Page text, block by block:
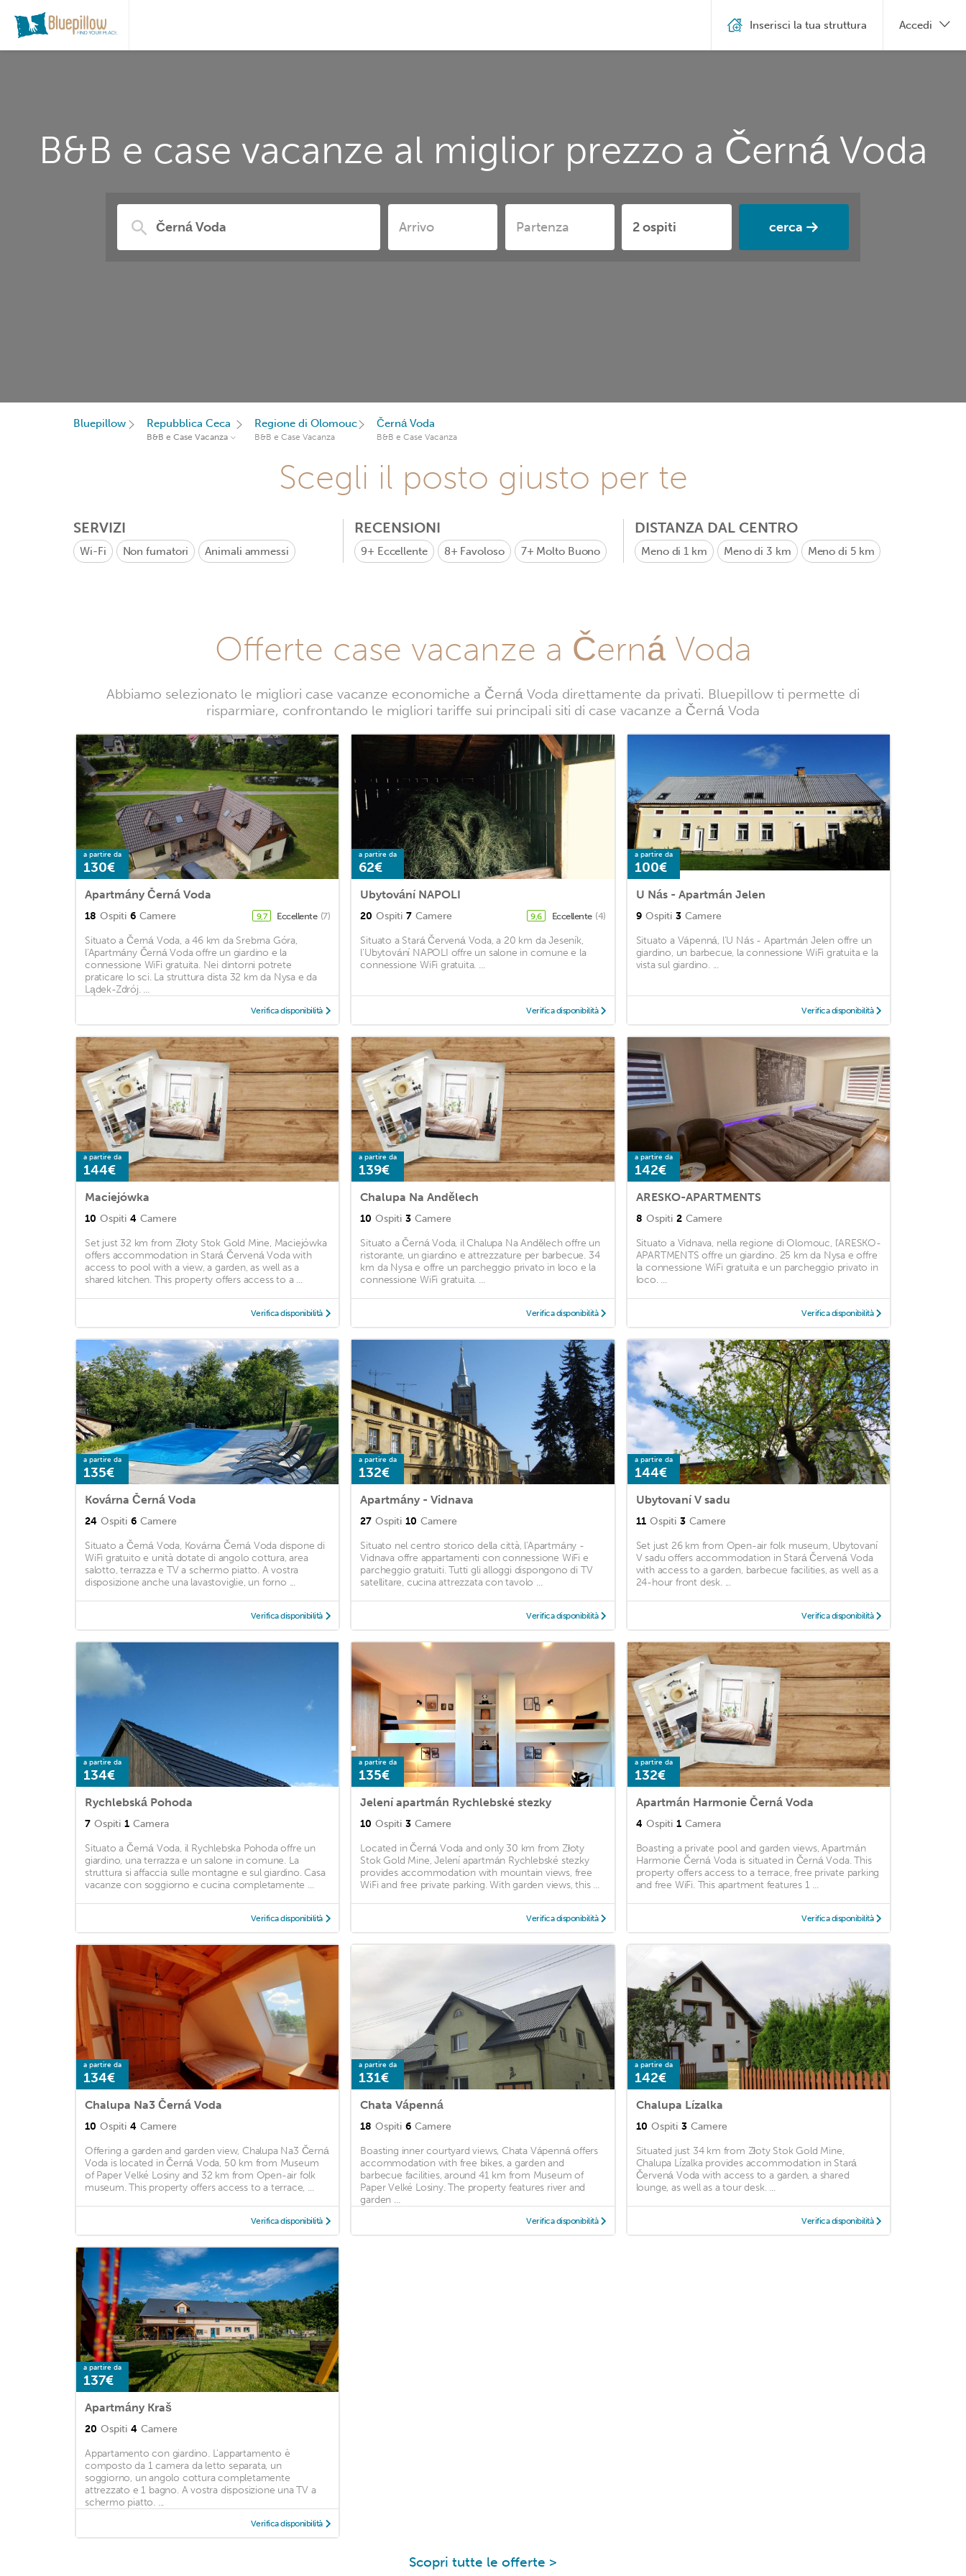
B&B e case vacanze al miglior prezzo a Černá Voda
cerca
Inserisci la tua struttura Accedi
Bluepillow Repubblica Ceca
B&B e Case Vacanza
Regione di Olomouc
B&B e Case Vacanza
Černá Voda
B&B e Case Vacanza
Scegli il posto giusto per te
SERVIZI
Wi-Fi Non fumatori Animali ammessi
RECENSIONI
9+ Eccellente 8+ Favoloso 7+ Molto Buono
DISTANZA DAL CENTRO
Meno di 1 km Meno di 3 km Meno di 5 km
Offerte case vacanze a Černá Voda
Abbiamo selezionato le migliori case vacanze economiche a Černá Voda direttamente da privati. Bluepillow ti permette di
risparmiare, confrontando le migliori tariffe sui principali siti di case vacanze a Černá Voda
a partire da
130€
Apartmány Černá Voda
18 Ospiti 6 Camere 9,7 Eccellente (7)
Situato a Černá Voda, a 46 km da Srebrna Góra,
l'Apartmány Černá Voda offre un giardino e la
connessione WiFi gratuita. Nei dintorni potrete
praticare lo sci. La struttura dista 32 km da Nysa e da
Lądek-Zdrój. ...
Verifica disponibilità
a partire da
62€
Ubytování NAPOLI
20 Ospiti 7 Camere 9,6 Eccellente (4)
Situato a Stará Červená Voda, a 20 km da Jeseník,
l'Ubytování NAPOLI offre un salone in comune e la
connessione WiFi gratuita. ...
Verifica disponibilità
a partire da
100€
U Nás - Apartmán Jelen
9 Ospiti 3 Camere
Situato a Vápenná, l'U Nás - Apartmán Jelen offre un
giardino, un barbecue, la connessione WiFi gratuita e la
vista sul giardino. ...
Verifica disponibilità
a partire da
144€
Maciejówka
10 Ospiti 4 Camere
Set just 32 km from Złoty Stok Gold Mine, Maciejówka
offers accommodation in Stará Červená Voda with
access to pool with a view, a garden, as well as a
shared kitchen. This property offers access to a ...
Verifica disponibilità
a partire da
139€
Chalupa Na Andělech
10 Ospiti 3 Camere
Situato a Černá Voda, il Chalupa Na Andělech offre un
ristorante, un giardino e attrezzature per barbecue. 34
km da Nysa e offre un parcheggio privato in loco e la
connessione WiFi gratuita. ...
Verifica disponibilità
a partire da
142€
ARESKO-APARTMENTS
8 Ospiti 2 Camere
Situato a Vidnava, nella regione di Olomouc, l'ARESKO-
APARTMENTS offre un giardino. 25 km da Nysa e offre
la connessione WiFi gratuita e un parcheggio privato in
loco. ...
Verifica disponibilità
a partire da
135€
Kovárna Černá Voda
24 Ospiti 6 Camere
Situato a Černá Voda, Kovárna Černá Voda dispone di
WiFi gratuito e unità dotate di angolo cottura, area
salotto, terrazza e TV a schermo piatto. A vostra
disposizione anche una lavastoviglie, un forno ...
Verifica disponibilità
a partire da
132€
Apartmány - Vidnava
27 Ospiti 10 Camere
Situato nel centro storico della città, l'Apartmány -
Vidnava offre appartamenti con connessione WiFi e
parcheggio gratuiti. Tutti gli alloggi dispongono di TV
satellitare, cucina attrezzata con tavolo ...
Verifica disponibilità
a partire da
144€
Ubytovaní V sadu
11 Ospiti 3 Camere
Set just 26 km from Open-air folk museum, Ubytovaní
V sadu offers accommodation in Stará Červená Voda
with access to a garden, barbecue facilities, as well as a
24-hour front desk. ...
Verifica disponibilità
a partire da
134€
Rychlebská Pohoda
7 Ospiti 1 Camera
Situato a Černá Voda, il Rychlebska Pohoda offre un
giardino, una terrazza e un salone in comune. La
struttura si affaccia sulle montagne e sul giardino. Casa
vacanze con soggiorno e cucina completamente ...
Verifica disponibilità
a partire da
135€
Jelení apartmán Rychlebské stezky
10 Ospiti 3 Camere
Located in Černá Voda and only 30 km from Złoty
Stok Gold Mine, Jelení apartmán Rychlebské stezky
provides accommodation with mountain views, free
WiFi and free private parking. With garden views, this ...
Verifica disponibilità
a partire da
132€
Apartmán Harmonie Černá Voda
4 Ospiti 1 Camera
Boasting a private pool and garden views, Apartmán
Harmonie Černá Voda is situated in Černá Voda. This
property offers access to a terrace, free private parking
and free WiFi. This apartment features 1 ...
Verifica disponibilità
a partire da
134€
Chalupa Na3 Černá Voda
10 Ospiti 4 Camere
Offering a garden and garden view, Chalupa Na3 Černá
Voda is located in Černá Voda, 50 km from Museum
of Paper Velké Losiny and 32 km from Open-air folk
museum. This property offers access to a terrace, ...
Verifica disponibilità
a partire da
131€
Chata Vápenná
18 Ospiti 6 Camere
Boasting inner courtyard views, Chata Vápenná offers
accommodation with free bikes, a garden and
barbecue facilities, around 41 km from Museum of
Paper Velké Losiny. The property features river and
garden ...
Verifica disponibilità
a partire da
142€
Chalupa Lízalka
10 Ospiti 3 Camere
Situated just 34 km from Złoty Stok Gold Mine,
Chalupa Lízalka provides accommodation in Stará
Červená Voda with access to a garden, a shared
lounge, as well as a tour desk. ...
Verifica disponibilità
a partire da
137€
Apartmány Kraš
20 Ospiti 4 Camere
Appartamento con giardino. L'appartamento è
composto da 1 camera da letto separata, un
soggiorno, un angolo cottura completamente
attrezzato e 1 bagno. A vostra disposizione una TV a
schermo piatto. ...
Verifica disponibilità
Scopri tutte le offerte >